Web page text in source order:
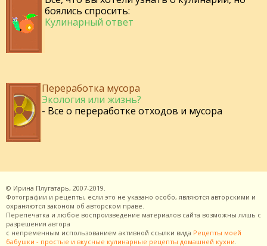
боялись спросить:
Кулинарный ответ
Переработка мусора
Экология или жизнь?
- Все о переработке отходов и мусора
© Ирина Плугатарь, 2007-2019.
Фотографии и рецепты, если это не указано особо, являются авторскими и
охраняются законом об авторском праве.
Перепечатка и любое воспроизведение материалов сайта возможны лишь с
разрешения автора
с непременным использованием активной ссылки вида Рецепты моей
бабушки - простые и вкусные кулинарные рецепты домашней кухни.